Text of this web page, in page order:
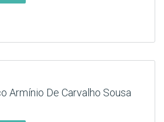
Armínio De Carvalho Sousa